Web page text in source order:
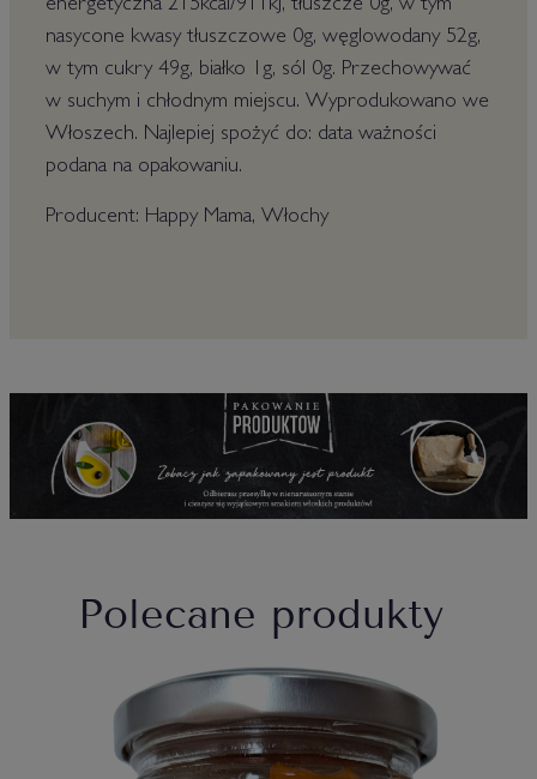
energetyczna 215kcal/911kJ, tłuszcze 0g, w tym
nasycone kwasy tłuszczowe 0g, węglowodany 52g,
w tym cukry 49g, białko 1g, sól 0g. Przechowywać
w suchym i chłodnym miejscu. Wyprodukowano we
Włoszech. Najlepiej spożyć do: data ważności
podana na opakowaniu.
Producent: Happy Mama, Włochy
Polecane produkty